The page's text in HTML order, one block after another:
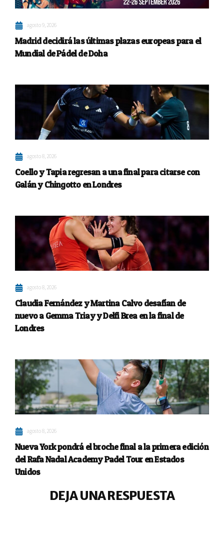
agosto 9, 2026
Madrid decidirá las últimas plazas europeas para el
Mundial de Pádel de Doha
agosto 8, 2026
Coello y Tapia regresan a una final para citarse con
Galán y Chingotto en Londres
agosto 8, 2026
Claudia Fernández y Martina Calvo desafían de
nuevo a Gemma Triay y Delfi Brea en la final de
Londres
agosto 8, 2026
Nueva York pondrá el broche final a la primera edición
del Rafa Nadal Academy Padel Tour en Estados
Unidos
DEJA UNA RESPUESTA